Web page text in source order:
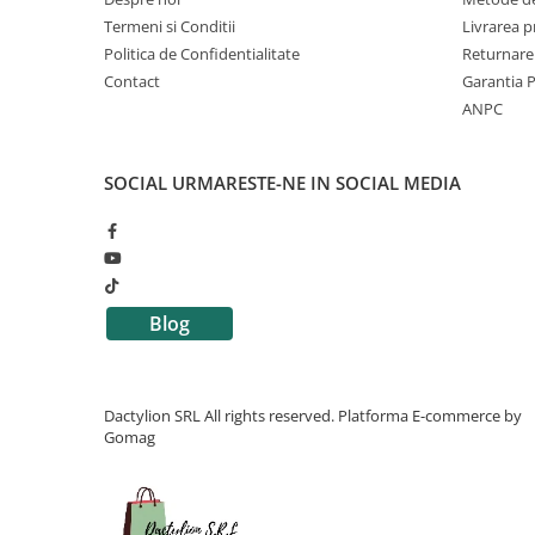
Termeni si Conditii
Politica de Confidentialitate
Contact
Livrarea
Garantia
ANPC
SOCIAL URMARESTE-NE IN SOCIAL MEDIA
Blog
Dactylion SRL All rights reserved. Platforma E-commerce by
Gomag